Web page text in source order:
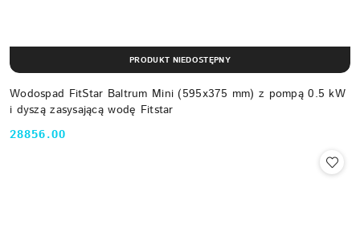
Wodospad FitStar Baltrum Mini (595x375 mm) z pompą 0.5 kW
i dyszą zasysającą wodę Fitstar
Cena:
28856.00
PRODUKT NIEDOSTĘPNY